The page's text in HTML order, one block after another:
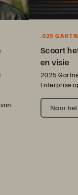
.025
Scoort
en visie
2025
Enterprise
Naar